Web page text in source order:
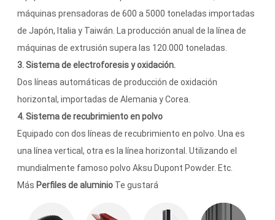
máquinas prensadoras de 600 a 5000 toneladas importadas
de Japón, Italia y Taiwán. La producción anual de la línea de
máquinas de extrusión supera las 120.000 toneladas.
3. Sistema de electroforesis y oxidación.
Dos líneas automáticas de producción de oxidación
horizontal, importadas de Alemania y Corea.
4. Sistema de recubrimiento en polvo
Equipado con dos líneas de recubrimiento en polvo. Una es
una línea vertical, otra es la línea horizontal. Utilizando el
mundialmente famoso polvo Aksu Dupont Powder. Etc.
Más Perfiles de aluminio Te gustará